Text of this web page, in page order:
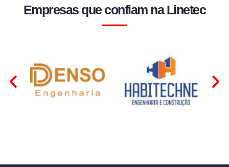
Empresas que confiam na Linetec